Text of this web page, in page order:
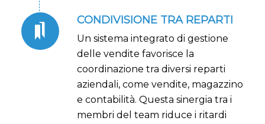
CONDIVISIONE TRA REPARTI
Un sistema integrato di gestione
delle vendite favorisce la
coordinazione tra diversi reparti
aziendali, come vendite, magazzino
e contabilità. Questa sinergia tra i
membri del team riduce i ritardi